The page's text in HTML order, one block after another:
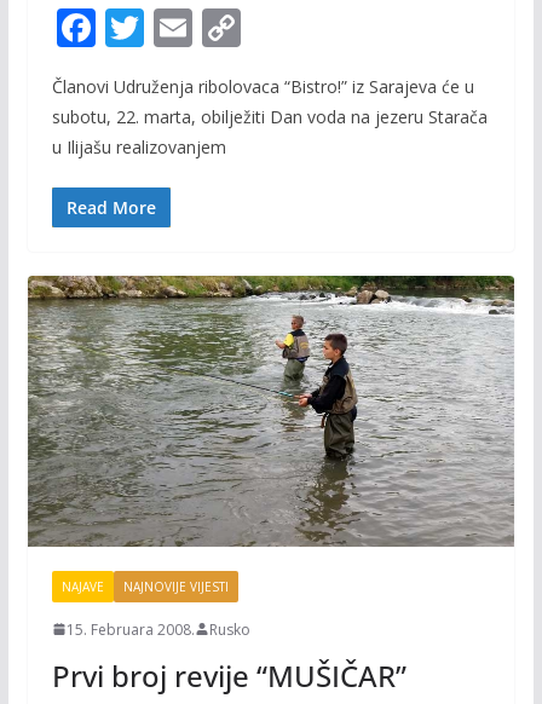
F
ac
e
b
o
o
T
w
itt
er
E
m
ai
l
C
p
Članovi Udruženja ribolovaca “Bistro!” iz Sarajeva će u
subotu, 22. marta, obilježiti Dan voda na jezeru Starača
u Ilijašu realizovanjem
Read More
NAJAVE NAJNOVIJE VIJESTI
15. Februara 2008. Rusko
Prvi broj revije “MUŠIČAR”